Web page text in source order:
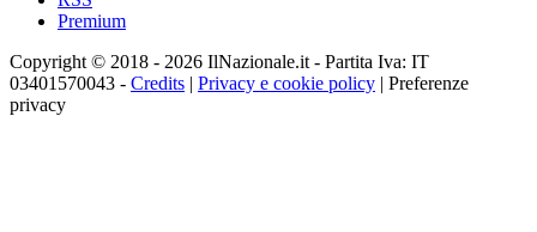
Premium
Copyright © 2018 - 2026 IlNazionale.it - Partita Iva: IT
03401570043 - Credits | Privacy e cookie policy | Preferenze
privacy